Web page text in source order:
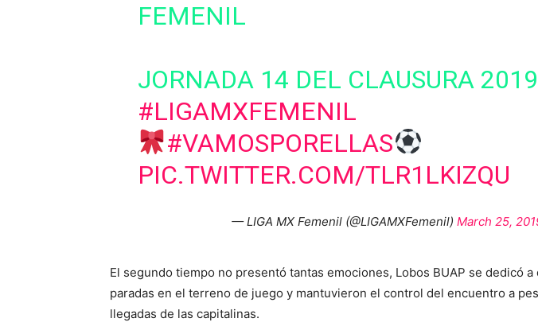
FEMENIL
JORNADA 14 DEL CLAUSURA
#LIGAMXFEMENIL
#VAMOSPORELLAS
PIC.TWITTER.COM/TLR1LKIZQU
— LIGA MX Femenil (@LIGAMXFemenil) March 25,
El segundo tiempo no presentó tantas emociones, Lobos BUAP se dedicó a
paradas en el terreno de juego y mantuvieron el control del encuentro a
llegadas de las capitalinas.